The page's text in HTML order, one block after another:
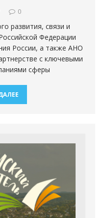
0
развития, связи и
Федерации
России, а также АНО
с ключевыми
сферы